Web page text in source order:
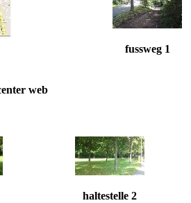
web
fussweg 1
haltestelle 2